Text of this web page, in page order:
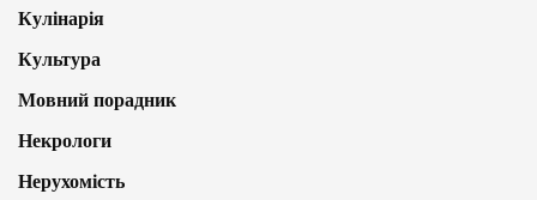
Кулінарія
Культура
Мовний порадник
Некрологи
Нерухомість